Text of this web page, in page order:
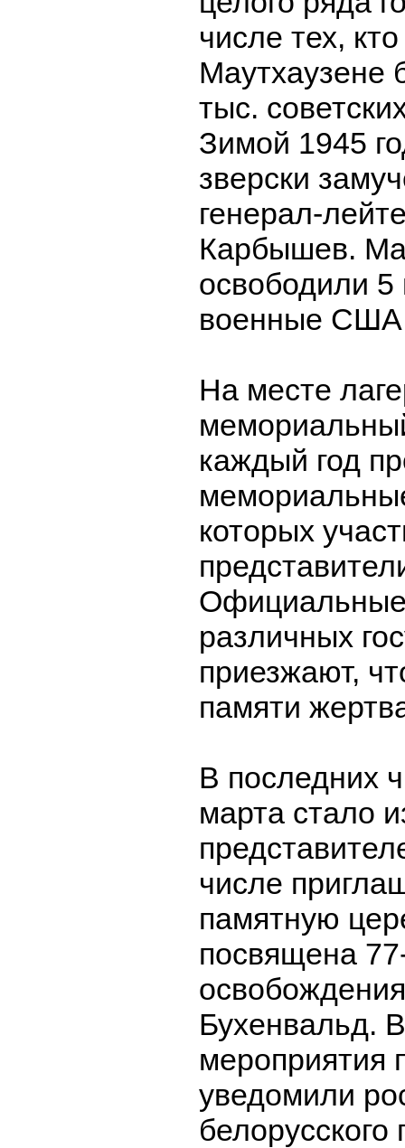
числе тех,
Маутхаузене
тыс.
Зимой 1945
зверски
генерал-
Карбышев.
освободили 5
военные
На месте
каждый год
которых
Официальные
различных
приезжают,
памяти
В последних
марта стало
числе
памятную
посвящена
Бухенвальд.
мероприятия
уведомили
белорусского